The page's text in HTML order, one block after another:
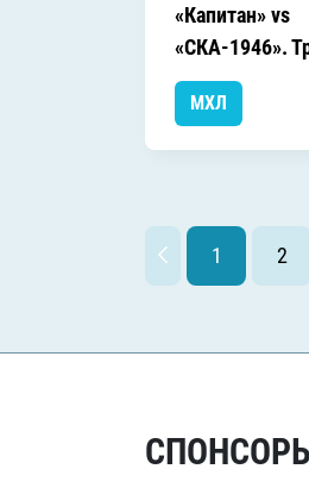
«Капитан» vs
«СКА-1946».
МХЛ
1 2